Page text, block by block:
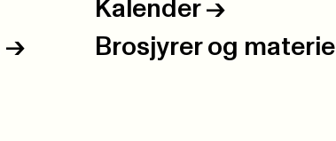
Kalender ->
-> Brosjyrer og materiell